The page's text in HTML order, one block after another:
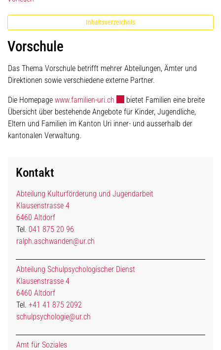
Inhaltsverzeichnis
Vorschule
Das Thema Vorschule betrifft mehrer Abteilungen, Ämter und
Direktionen sowie verschiedene externe Partner.
Die Homepage www.familien-uri.ch Externer Link wird in einem
bietet Familien eine breite
Übersicht über bestehende Angebote für Kinder, Jugendliche,
Eltern und Familien im Kanton Uri inner- und ausserhalb der
kantonalen Verwaltung.
Kontakt
Abteilung Kulturförderung und Jugendarbeit
Klausenstrasse 4
6460 Altdorf
Tel. 041 875 20 96
ralph.aschwanden@ur.ch
Abteilung Schulpsychologischer Dienst
Klausenstrasse 4
6460 Altdorf
Tel. +41 41 875 2092
schulpsychologie@ur.ch
Amt für Soziales